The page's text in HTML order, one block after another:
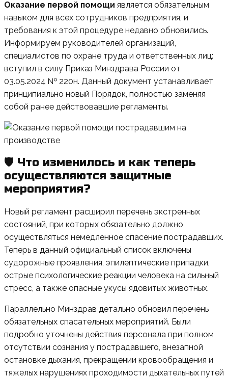
Оказание первой помощи является обязательным
навыком для всех сотрудников предприятия, и
требования к этой процедуре недавно обновились.
Информируем руководителей организаций,
специалистов по охране труда и ответственных лиц:
вступил в силу Приказ Минздрава России от
03.05.2024 № 220н. Данный документ устанавливает
принципиально новый Порядок, полностью заменяя
собой ранее действовавшие регламенты.
🛡 Что изменилось и как теперь
осуществляются защитные
мероприятия?
Новый регламент расширил перечень экстренных
состояний, при которых обязательно должно
осуществляться немедленное спасение пострадавших.
Теперь в данный официальный список включены
судорожные проявления, эпилептические припадки,
острые психологические реакции человека на сильный
стресс, а также опасные укусы ядовитых животных.
Параллельно Минздрав детально обновил перечень
обязательных спасательных мероприятий. Были
подробно уточнены действия персонала при полном
отсутствии сознания у пострадавшего, внезапной
остановке дыхания, прекращении кровообращения и
тяжелых нарушениях проходимости дыхательных путей